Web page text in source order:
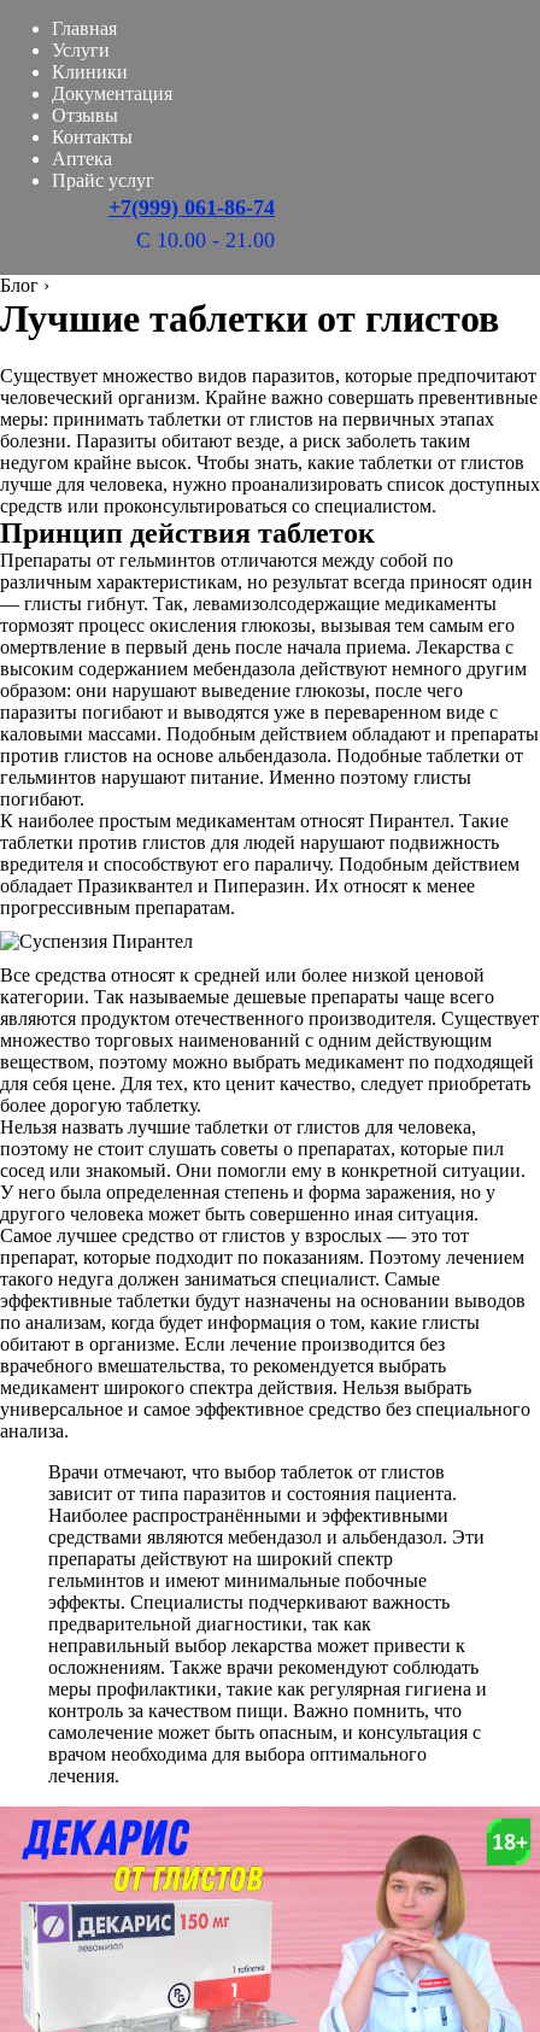
Главная
Услуги
Клиники
Документация
Отзывы
Контакты
Аптека
Прайс услуг
+7(999) 061-86-74
С 10.00 - 21.00
Блог ›
Лучшие таблетки от глистов
Cуществует множество видов паразитов, которые предпочитают
человеческий организм. Крайне важно совершать превентивные
меры: принимать таблетки от глистов на первичных этапах
болезни. Паразиты обитают везде, а риск заболеть таким
недугом крайне высок. Чтобы знать, какие таблетки от глистов
лучше для человека, нужно проанализировать список доступных
средств или проконсультироваться со специалистом.
Принцип действия таблеток
Препараты от гельминтов отличаются между собой по
различным характеристикам, но результат всегда приносят один
— глисты гибнут. Так, левамизолсодержащие медикаменты
тормозят процесс окисления глюкозы, вызывая тем самым его
омертвление в первый день после начала приема. Лекарства с
высоким содержанием мебендазола действуют немного другим
образом: они нарушают выведение глюкозы, после чего
паразиты погибают и выводятся уже в переваренном виде с
каловыми массами. Подобным действием обладают и препараты
против глистов на основе альбендазола. Подобные таблетки от
гельминтов нарушают питание. Именно поэтому глисты
погибают.
К наиболее простым медикаментам относят Пирантел. Такие
таблетки против глистов для людей нарушают подвижность
вредителя и способствуют его параличу. Подобным действием
обладает Празиквантел и Пиперазин. Их относят к менее
прогрессивным препаратам.
Все средства относят к средней или более низкой ценовой
категории. Так называемые дешевые препараты чаще всего
являются продуктом отечественного производителя. Существует
множество торговых наименований с одним действующим
веществом, поэтому можно выбрать медикамент по подходящей
для себя цене. Для тех, кто ценит качество, следует приобретать
более дорогую таблетку.
Нельзя назвать лучшие таблетки от глистов для человека,
поэтому не стоит слушать советы о препаратах, которые пил
сосед или знакомый. Они помогли ему в конкретной ситуации.
У него была определенная степень и форма заражения, но у
другого человека может быть совершенно иная ситуация.
Самое лучшее средство от глистов у взрослых — это тот
препарат, которые подходит по показаниям. Поэтому лечением
такого недуга должен заниматься специалист. Самые
эффективные таблетки будут назначены на основании выводов
по анализам, когда будет информация о том, какие глисты
обитают в организме. Если лечение производится без
врачебного вмешательства, то рекомендуется выбрать
медикамент широкого спектра действия. Нельзя выбрать
универсальное и самое эффективное средство без специального
анализа.
Врачи отмечают, что выбор таблеток от глистов
зависит от типа паразитов и состояния пациента.
Наиболее распространёнными и эффективными
средствами являются мебендазол и альбендазол. Эти
препараты действуют на широкий спектр
гельминтов и имеют минимальные побочные
эффекты. Специалисты подчеркивают важность
предварительной диагностики, так как
неправильный выбор лекарства может привести к
осложнениям. Также врачи рекомендуют соблюдать
меры профилактики, такие как регулярная гигиена и
контроль за качеством пищи. Важно помнить, что
самолечение может быть опасным, и консультация с
врачом необходима для выбора оптимального
лечения.